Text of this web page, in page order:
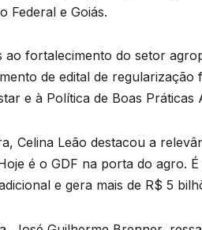
Federal e Goiás.
fortalecimento do setor
de edital de
e à Política de Boas Práticas
Celina Leão destacou a
é o GDF na porta do agro.
e gera mais de R$ 5